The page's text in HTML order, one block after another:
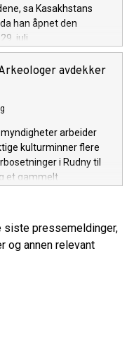
sa Kasakhstans
han åpnet den
juli.
avdekker
arbeider
kulturminner flere
i Rudny til
et gammelt
siste pressemeldinger,
og annen relevant